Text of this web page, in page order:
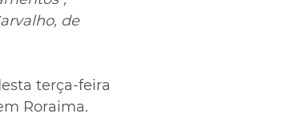
de
terça-feira
Roraima.